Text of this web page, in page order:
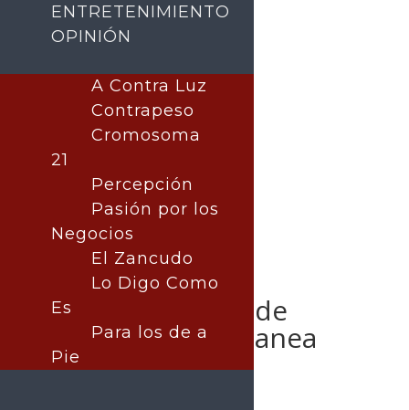
Buscar
Reconocen Plan de
Justicia para Cananea
como un avance
ENTRETENIMIENTO
OPINIÓN
A Contra Luz
Contrapeso
Cromosoma
21
Percepción
Pasión por los
Negocios
El Zancudo
Lo Digo Como
Es
Para los de a
Pie